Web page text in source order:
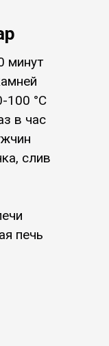
минут
100 °C
в час
слив
печь